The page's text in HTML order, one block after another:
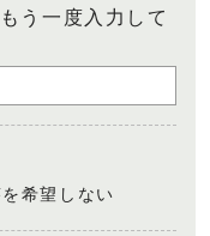
う一度入力して
を希望しない